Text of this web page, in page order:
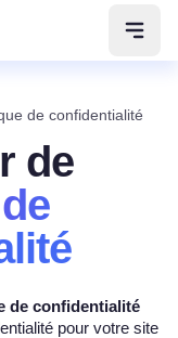
de confidentialité
de
de confidentialité
pour votre site